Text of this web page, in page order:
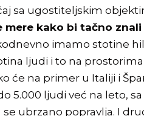
sa ugostiteljskim
mere kako bi tačno
imamo stotine
ljudi i to na
će na primer u Italiji i
5.000 ljudi već na leto,
ubrzano popravlja. I